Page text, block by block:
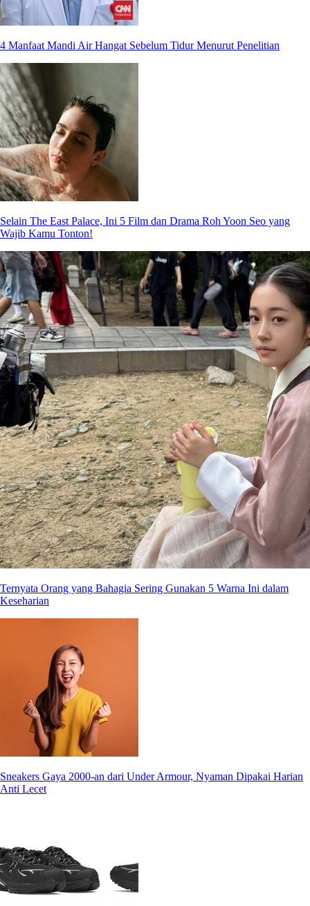
4 Manfaat Mandi Air Hangat Sebelum Tidur Menurut Penelitian
Selain The East Palace, Ini 5 Film dan Drama Roh Yoon Seo yang
Wajib Kamu Tonton!
Ternyata Orang yang Bahagia Sering Gunakan 5 Warna Ini dalam
Keseharian
Sneakers Gaya 2000-an dari Under Armour, Nyaman Dipakai Harian
Anti Lecet